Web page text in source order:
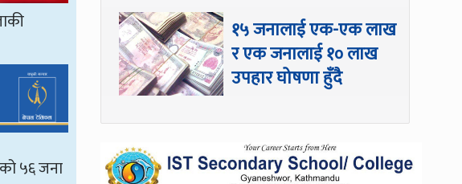
५६ जना
१५ जनालाई एक-एक लाख
र एक जनालाई १० लाख
उपहार घोषणा हुँदै